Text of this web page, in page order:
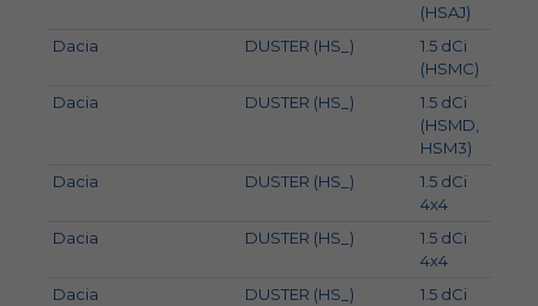
(HSAJ)
Dacia DUSTER (HS_)
1.5 dCi
(HSMC)
Dacia DUSTER (HS_)
1.5 dCi
(HSMD,
HSM3)
Dacia DUSTER (HS_)
1.5 dCi
4x4
Dacia DUSTER (HS_)
1.5 dCi
4x4
Dacia DUSTER (HS_)
1.5 dCi